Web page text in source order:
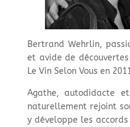
Bertrand Wehrlin,
et avide de découvertes
Le Vin Selon Vous en
Agathe, autodidacte
naturellement rejoint
y développe les